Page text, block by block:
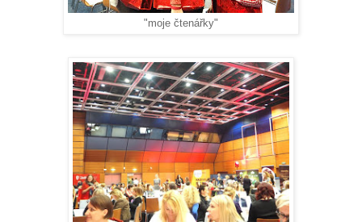
"moje čtenářky"